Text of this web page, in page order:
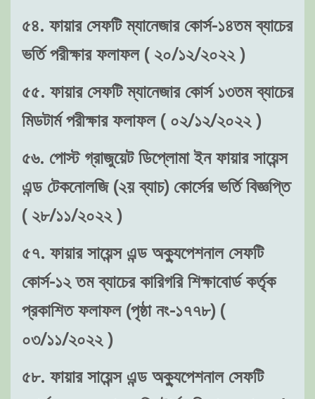
৫৪. ফায়ার সেফটি ম্যানেজার কোর্স-১৪তম ব্যাচের
ভর্তি পরীক্ষার ফলাফল ( ২০/১২/২০২২ )
৫৫. ফায়ার সেফটি ম্যানেজার কোর্স ১৩তম ব্যাচের
মিডটার্ম পরীক্ষার ফলাফল ( ০২/১২/২০২২ )
৫৬. পোস্ট গ্রাজুয়েট ডিপ্লোমা ইন ফায়ার সায়েন্স
এন্ড টেকনোলজি (২য় ব্যাচ) কোর্সের ভর্তি বিজ্ঞপ্তি
( ২৮/১১/২০২২ )
৫৭. ফায়ার সায়েন্স এন্ড অক্যুপেশনাল সেফটি
কোর্স-১২ তম ব্যাচের কারিগরি শিক্ষাবোর্ড কর্তৃক
প্রকাশিত ফলাফল (পৃষ্ঠা নং-১৭৭৮) (
০৩/১১/২০২২ )
৫৮. ফায়ার সায়েন্স এন্ড অক্যুপেশনাল সেফটি